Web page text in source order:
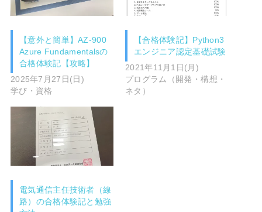
【意外と簡単】AZ-900
Azure Fundamentalsの
合格体験記【攻略】
2025年7月27日(日)
学び・資格
【合格体験記】Python3
エンジニア認定基礎試験
2021年11月1日(月)
プログラム（開発・構想・
ネタ）
電気通信主任技術者（線
路）の合格体験記と勉強